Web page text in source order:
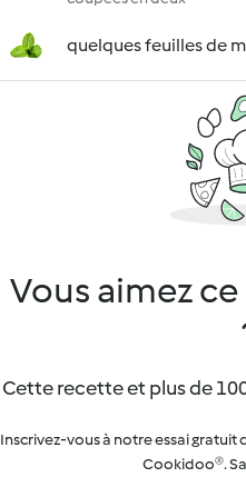
quelques feuilles de
Vous aimez
Cette recette et plus de
Inscrivez-vous à notre essai
Cookidoo®.